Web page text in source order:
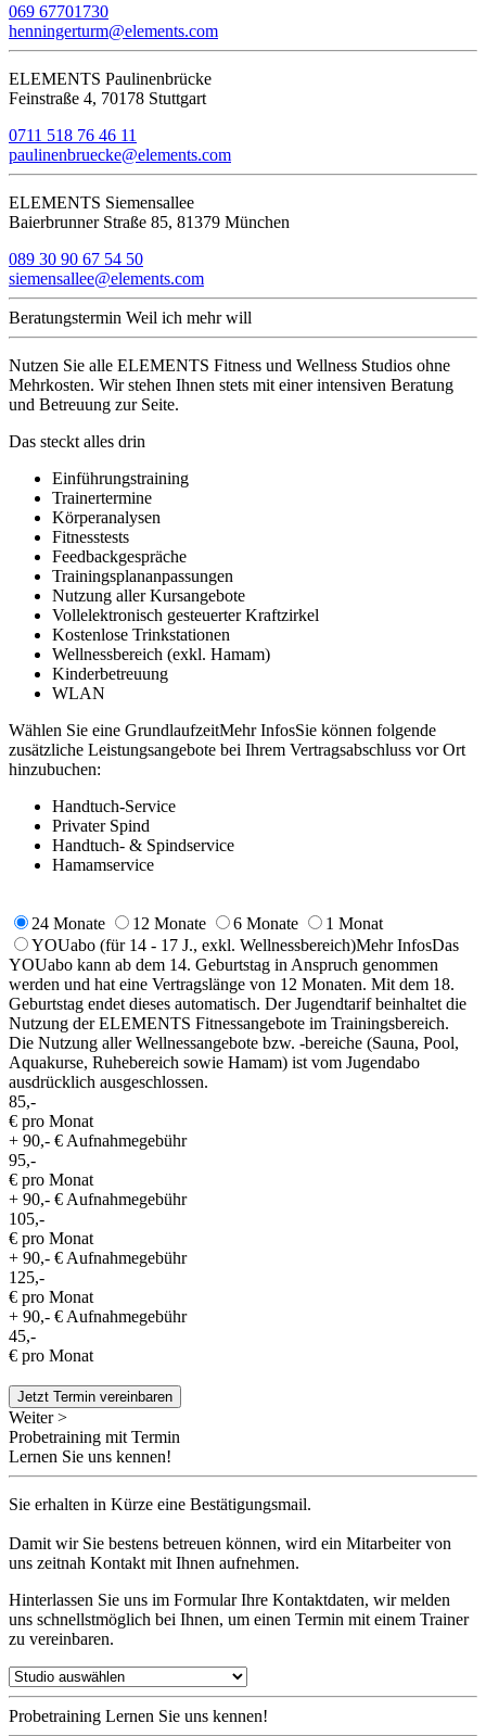
069 67701730
henningerturm@elements.com
ELEMENTS Paulinenbrücke
Feinstraße 4, 70178 Stuttgart
0711 518 76 46 11
paulinenbruecke@elements.com
ELEMENTS Siemensallee
Baierbrunner Straße 85, 81379 München
089 30 90 67 54 50
siemensallee@elements.com
Beratungstermin Weil ich mehr will
Nutzen Sie alle ELEMENTS Fitness und Wellness Studios ohne
Mehrkosten. Wir stehen Ihnen stets mit einer intensiven Beratung
und Betreuung zur Seite.
Das steckt alles drin
Einführungstraining
Trainertermine
Körperanalysen
Fitnesstests
Feedbackgespräche
Trainingsplananpassungen
Nutzung aller Kursangebote
Vollelektronisch gesteuerter Kraftzirkel
Kostenlose Trinkstationen
Wellnessbereich (exkl. Hamam)
Kinderbetreuung
WLAN
Wählen Sie eine GrundlaufzeitMehr InfosSie können folgende
zusätzliche Leistungsangebote bei Ihrem Vertragsabschluss vor Ort
hinzubuchen:
Handtuch-Service
Privater Spind
Handtuch- & Spindservice
Hamamservice
24 Monate 12 Monate 6 Monate
1 Monat
YOUabo (für 14 - 17 J., exkl. Wellnessbereich)Mehr InfosDas
YOUabo kann ab dem 14. Geburtstag in Anspruch genommen
werden und hat eine Vertragslänge von 12 Monaten. Mit dem 18.
Geburtstag endet dieses automatisch. Der Jugendtarif beinhaltet die
Nutzung der ELEMENTS Fitnessangebote im Trainingsbereich.
Die Nutzung aller Wellnessangebote bzw. -bereiche (Sauna, Pool,
Aquakurse, Ruhebereich sowie Hamam) ist vom Jugendabo
ausdrücklich ausgeschlossen.
85,-
€ pro Monat
+ 90,- € Aufnahmegebühr
95,-
€ pro Monat
+ 90,- € Aufnahmegebühr
105,-
€ pro Monat
+ 90,- € Aufnahmegebühr
125,-
€ pro Monat
+ 90,- € Aufnahmegebühr
45,-
€ pro Monat
Jetzt Termin vereinbaren
Weiter >
Probetraining mit Termin
Lernen Sie uns kennen!
Sie erhalten in Kürze eine Bestätigungsmail.
Damit wir Sie bestens betreuen können, wird ein Mitarbeiter von
uns zeitnah Kontakt mit Ihnen aufnehmen.
Hinterlassen Sie uns im Formular Ihre Kontaktdaten, wir melden
uns schnellstmöglich bei Ihnen, um einen Termin mit einem Trainer
zu vereinbaren.
Probetraining Lernen Sie uns kennen!